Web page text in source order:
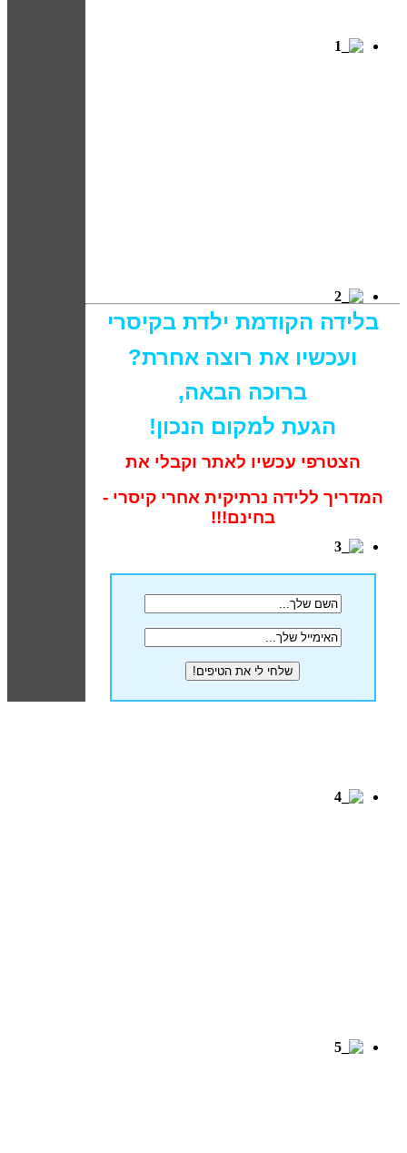
בלידה הקודמת ילדת בקיסרי
ועכשיו את רוצה אחרת?
ברוכה הבאה,
הגעת למקום הנכון!
הצטרפי עכשיו לאתר וקבלי את
המדריך ללידה נרתיקית אחרי קיסרי -
בחינם!!!